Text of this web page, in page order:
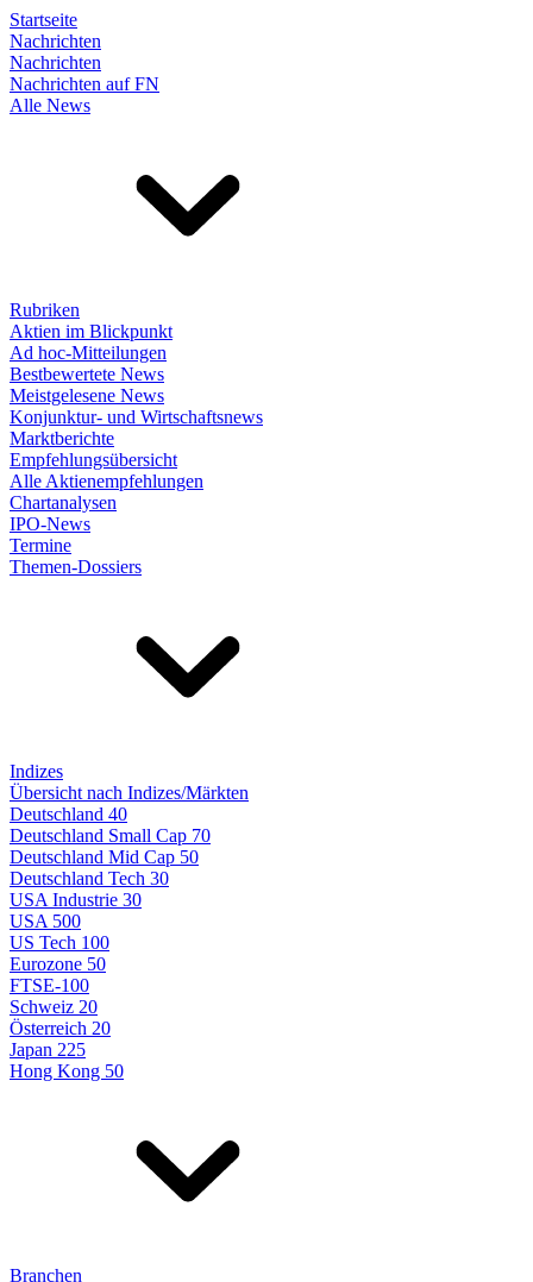
Startseite
Nachrichten
Nachrichten
Nachrichten auf FN
Alle News
Rubriken
Aktien im Blickpunkt
Ad hoc-Mitteilungen
Bestbewertete News
Meistgelesene News
Konjunktur- und Wirtschaftsnews
Marktberichte
Empfehlungsübersicht
Alle Aktienempfehlungen
Chartanalysen
IPO-News
Termine
Themen-Dossiers
Indizes
Übersicht nach Indizes/Märkten
Deutschland 40
Deutschland Small Cap 70
Deutschland Mid Cap 50
Deutschland Tech 30
USA Industrie 30
USA 500
US Tech 100
Eurozone 50
FTSE-100
Schweiz 20
Österreich 20
Japan 225
Hong Kong 50
Branchen